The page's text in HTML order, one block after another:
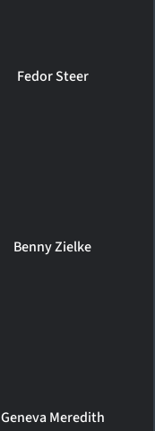
Fedor Steer
Benny Zielke
Geneva Meredith